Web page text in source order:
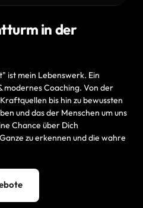
in der
ist mein Lebenswerk.
modernes Coaching. Von
Kraftquellen bis hin zu
und das der Menschen um
Chance über
Ganze zu erkennen und die